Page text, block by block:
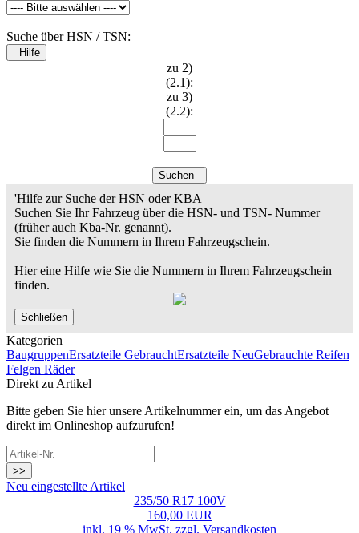
Suche über HSN / TSN:
Hilfe
zu 2)
(2.1):
zu 3)
(2.2):
Suchen
'Hilfe zur Suche der HSN oder KBA
Suchen Sie Ihr Fahrzeug über die HSN- und TSN- Nummer
(früher auch Kba-Nr. genannt).
Sie finden die Nummern in Ihrem Fahrzeugschein.
Hier eine Hilfe wie Sie die Nummern in Ihrem Fahrzeugschein
finden.
Schließen
Kategorien
BaugruppenErsatzteile GebrauchtErsatzteile NeuGebrauchte Reifen
Felgen Räder
Direkt zu Artikel
Bitte geben Sie hier unsere Artikelnummer ein, um das Angebot
direkt im Onlineshop aufzurufen!
>>
Neu eingestellte Artikel
235/50 R17 100V
160,00 EUR
inkl. 19 % MwSt. zzgl. Versandkosten